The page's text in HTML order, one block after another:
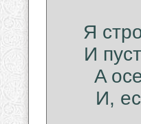
Я
И
A
И,